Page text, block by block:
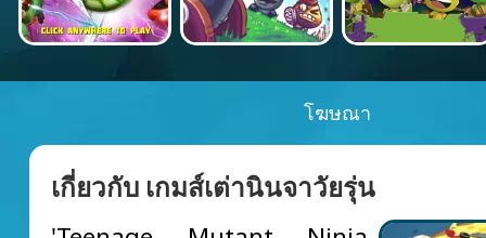
โฆษณา
เกี่ยวกับ เกมส์เต่านินจาวัยรุ่น